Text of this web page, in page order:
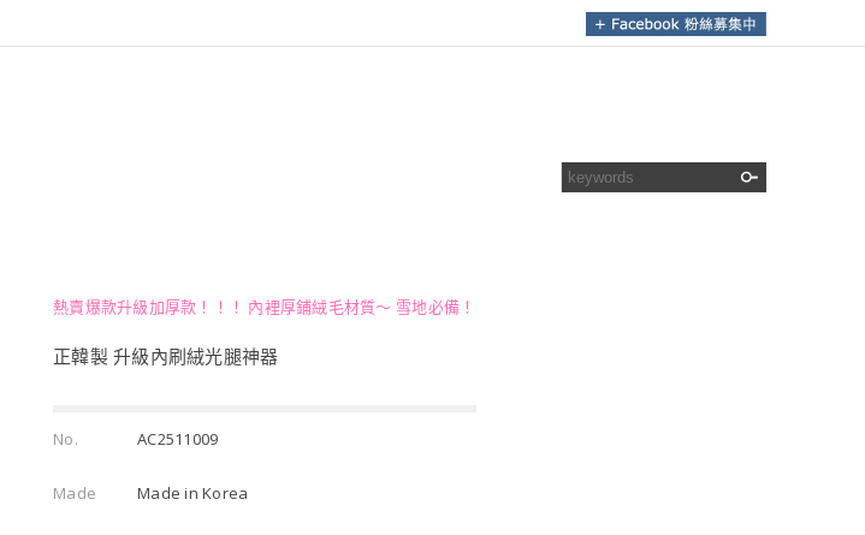
熱賣爆款升級加厚款！！！ 內裡厚鋪絨毛材質～ 雪地必備！
正韓製 升級內刷絨光腿神器
No. AC2511009
Made Made in Korea